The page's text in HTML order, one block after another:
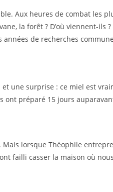
Aux heures de combat les
la forêt ? D’où viennent-
de recherches
une surprise : ce miel est
préparé 15 jours
lorsque Théophile
failli casser la maison où